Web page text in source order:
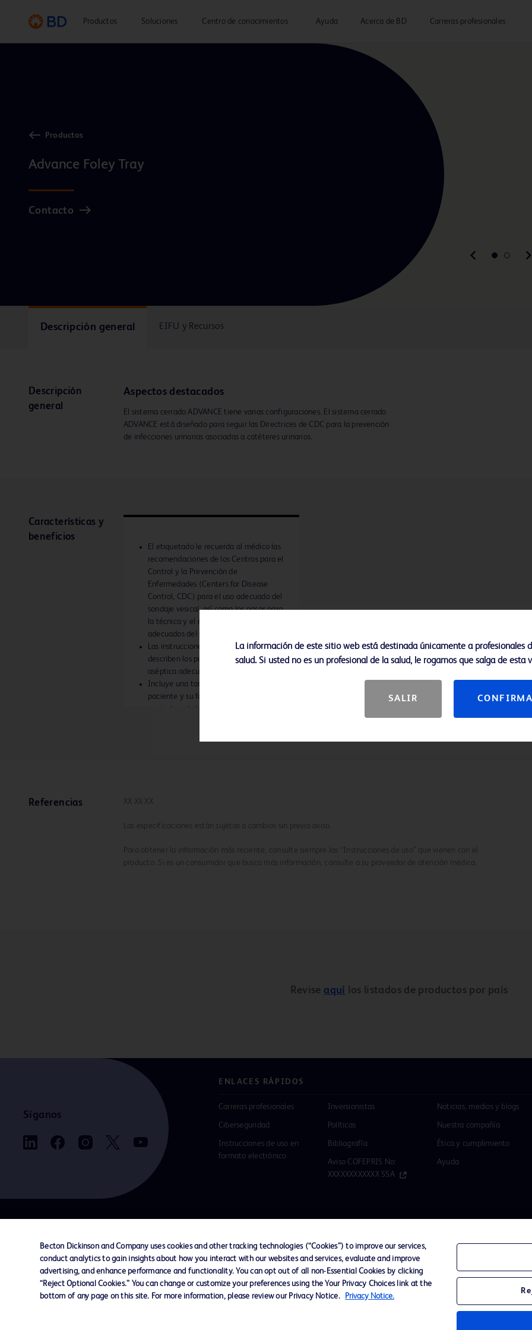
Productos Soluciones Centro de conocimientos Ayuda Acerca de BD Carreras profesionales
Productos
Advance Foley Tray
Contacto
Descripción general EIFU y Recursos
Descripción
general
Aspectos destacados
El sistema cerrado ADVANCE tiene varias configuraciones. El sistema cerrado
ADVANCE está diseñado para seguir las Directrices de CDC para la prevención
de infecciones urinarias asociadas a catéteres urinarios.
Características y
beneficios
El etiquetado le recuerda al médico las
recomendaciones de los Centros para el
Control y la Prevención de
Enfermedades (Centers for Disease
Control, CDC) para el uso adecuado del
sondaje vesical, así como los pasos para
la técnica y el mantenimiento
adecuados del sondaje vesical.
Las instrucciones de uso ilustrativas
describen los pasos para la inserción
aséptica adecuada del sondaje vesical.
Incluye una tarjeta educativa para el
paciente y su familia para informar al
paciente cateterizado cómo puede
Referencias XX XX XX
Las especificaciones están sujetas a cambios sin previo aviso.
Para obtener la información más reciente, consulte siempre las “Instrucciones de uso” que vienen con el
producto. Si es un consumidor que busca más información, consulte a su proveedor de atención médica.
Revise aquí los listados de productos por país
Síganos
ENLACES RÁPIDOS
Carreras profesionales
Ciberseguridad
Instrucciones de uso en
formato electrónico
Inversionistas
Políticas
Bibliografía
Aviso COFEPRIS No:
XXXXXXXXXXXX SSA
Noticias, medios y blogs
Nuestra compañía
Ética y cumplimiento
Ayuda
Contáctenos Preferencias de cookies Privacidad Términos de uso
2025 BD. Todos los derechos reservados. BD y su
logotipo son marcas registradas de Becton, Dickinson
La información de este sitio web está destinada únicamente a profesionales
salud. Si usted no es un profesional de la salud, le rogamos que salga de esta
SALIR
Becton Dickinson and Company uses cookies and other tracking technologies (“Cookies”) to improve our services,
conduct analytics to gain insights about how you interact with our websites and services, evaluate and improve
advertising, and enhance performance and functionality. You can opt out of all non-Essential Cookies by clicking
“Reject Optional Cookies.” You can change or customize your preferences using the Your Privacy Choices link at the
bottom of any page on this site. For more information, please review our Privacy Notice.
Privacy Notice.